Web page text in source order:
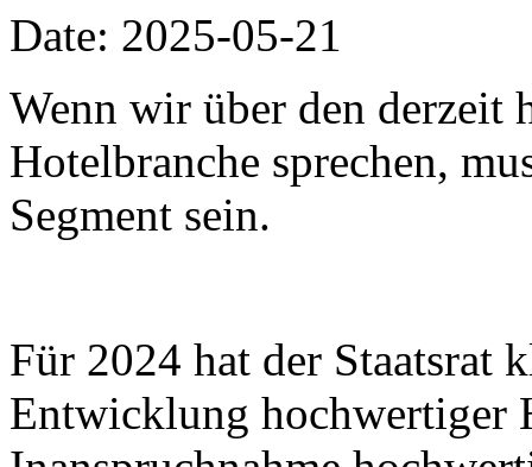
Date: 2025-05-21
Wenn wir über den derzeit
Hotelbranche sprechen,
Segment sein.
Für 2024 hat der Staatsrat
Entwicklung hochwertiger